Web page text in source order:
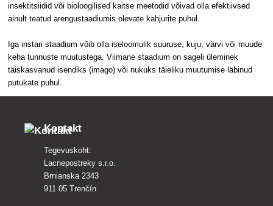
insektitsiidid või bioloogilised kaitse meetodid võivad olla efektiivsed
ainult teatud arengustaadiumis olevate kahjurite puhul.
Iga instari staadium võib olla iseloomulik suuruse, kuju, värvi või muude
keha tunnuste muutustega. Viimane staadium on sageli üleminek
täiskasvanud isendiks (imago) või nukuks täieliku muutumise läbinud
putukate puhul.
Kontakt
Tegevuskoht:
Lacnepostreky s.r.o.
Brnianska 2343
911 05 Trenčín